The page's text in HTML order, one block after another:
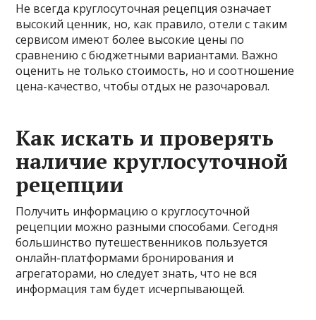
Не всегда круглосуточная рецепция означает
высокий ценник, но, как правило, отели с таким
сервисом имеют более высокие цены по
сравнению с бюджетными вариантами. Важно
оценить не только стоимость, но и соотношение
цена-качество, чтобы отдых не разочаровал.
Как искать и проверять
наличие круглосуточной
рецепции
Получить информацию о круглосуточной
рецепции можно разными способами. Сегодня
большинство путешественников пользуется
онлайн-платформами бронирования и
агрегаторами, но следует знать, что не вся
информация там будет исчерпывающей.